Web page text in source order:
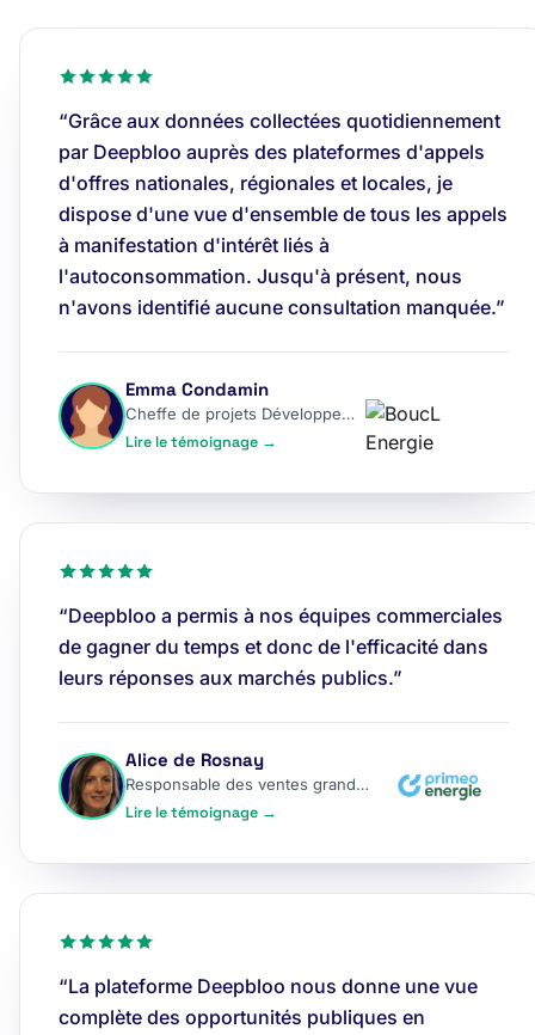
“Grâce aux données collectées quotidiennement
par Deepbloo auprès des plateformes d'appels
d'offres nationales, régionales et locales, je
dispose d'une vue d'ensemble de tous les appels
à manifestation d'intérêt liés à
l'autoconsommation. Jusqu'à présent, nous
n'avons identifié aucune consultation manquée.”
Emma Condamin
Cheffe de projets Développement
Lire le témoignage →
“Deepbloo a permis à nos équipes commerciales
de gagner du temps et donc de l'efficacité dans
leurs réponses aux marchés publics.”
Alice de Rosnay
Responsable des ventes grands comptes
Lire le témoignage →
“La plateforme Deepbloo nous donne une vue
complète des opportunités publiques en